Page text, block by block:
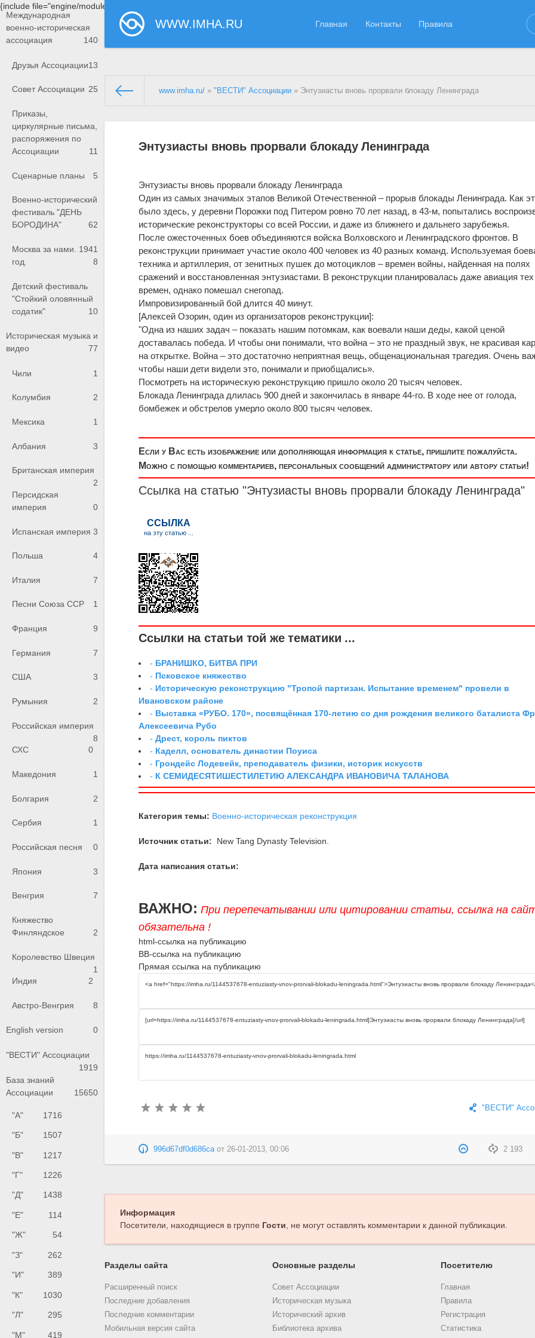
{include file="engine/modules/saperu/head.php"}
WWW.IMHA.RU Главная Контакты Правила
Международная
военно-историческая
ассоциация
140
Друзья Ассоциации13
Совет Ассоциации 25
Приказы,
циркулярные письма,
распоряжения по
Ассоциации
11
Сценарные планы 5
Военно-исторический
фестиваль "ДЕНЬ
БОРОДИНА"
62
Москва за нами. 1941
год.
8
Детский фестиваль
"Стойкий оловянный
содатик"
10
Историческая музыка и
видео
77
Чили 1
Колумбия 2
Мексика 1
Албания 3
Британская империя
2
Персидская
империя
0
Испанская империя 3
Польша 4
Италия 7
Песни Союза ССР 1
Франция 9
Германия 7
США 3
Румыния 2
Российская империя
8
СХС
0
Македония 1
Болгария 2
Сербия 1
Российская песня 0
Япония 3
Венгрия 7
Княжество
Финляндское
2
Королевство Швеция
1
Индия
2
Австро-Венгрия 8
English version 0
"ВЕСТИ" Ассоциации
1919
База знаний
Ассоциации
15650
"А" 1716
"Б" 1507
"В" 1217
"Г" 1226
"Д" 1438
"Е" 114
"Ж" 54
"З" 262
"И" 389
"К" 1030
"Л" 295
"М" 419
www.imha.ru/ »"ВЕСТИ" Ассоциации » Энтузиасты вновь прорвали блокаду Ленинграда
Энтузиасты вновь прорвали блокаду Ленинграда
Энтузиасты вновь прорвали блокаду Ленинграда
Один из самых значимых этапов Великой Отечественной – прорыв блокады Ленинграда. Как
было здесь, у деревни Порожки под Питером ровно 70 лет назад, в 43-м, попытались
исторические реконструкторы со всей России, и даже из ближнего и дальнего зарубежья.
После ожесточенных боев объединяются войска Волховского и Ленинградского фронтов. В
реконструкции принимает участие около 400 человек из 40 разных команд. Используемая
техника и артиллерия, от зенитных пушек до мотоциклов – времен войны, найденная на полях
сражений и восстановленная энтузиастами. В реконструкции планировалась даже авиация тех
времен, однако помешал снегопад.
Импровизированный бой длится 40 минут.
[Алексей Озорин, один из организаторов реконструкции]:
"Одна из наших задач – показать нашим потомкам, как воевали наши деды, какой ценой
доставалась победа. И чтобы они понимали, что война – это не праздный звук, не красивая
на открытке. Война – это достаточно неприятная вещь, общенациональная трагедия. Очень
чтобы наши дети видели это, понимали и приобщались».
Посмотреть на историческую реконструкцию пришло около 20 тысяч человек.
Блокада Ленинграда длилась 900 дней и закончилась в январе 44-го. В ходе нее от голода,
бомбежек и обстрелов умерло около 800 тысяч человек.
Если у Вас есть изображение или дополняющая информация к статье, пришлите пожалуйста.
Можно с помощью комментариев, персональных сообщений администратору или автору статьи!
Ссылка на статью "Энтузиасты вновь прорвали блокаду Ленинграда"
Ссылки на статьи той же тематики ...
- БРАНИШКО, БИТВА ПРИ
- Псковское княжество
- Историческую реконструкцию "Тропой партизан. Испытание временем" провели в
Ивановском районе
- Выставка «РУБО. 170», посвящённая 170-летию со дня рождения великого баталиста
Алексеевича Рубо
-Дрест, король пиктов
- Каделл, основатель династии Поуиса
- Грондейс Лодевейк, преподаватель физики, историк искусств
- К СЕМИДЕСЯТИШЕСТИЛЕТИЮ АЛЕКСАНДРА ИВАНОВИЧА ТАЛАНОВА
Категория темы: Военно-историческая реконструкция
Источник статьи: New Tang Dynasty Television.
Дата написания статьи:
ВАЖНО: При перепечатывании или цитировании статьи, ссылка на
обязательна !
html-ссылка на публикацию
BB-ссылка на публикацию
Прямая ссылка на публикацию
"ВЕСТИ"
2 193
996d67df0d686caот26-01-2013, 00:06
Информация
Посетители, находящиеся в группе Гости, не могут оставлять комментарии к данной публикации.
Разделы сайта
Расширенный поиск
Последние добавления
Последние комментарии
Мобильная версия сайта
Основные разделы
Совет Ассоциации
Историческая музыка
Исторический архив
Библиотека архива
Посетителю
Главная
Правила
Регистрация
Статистика